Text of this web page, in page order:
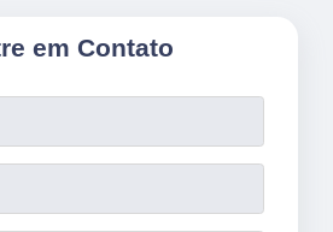
em Contato